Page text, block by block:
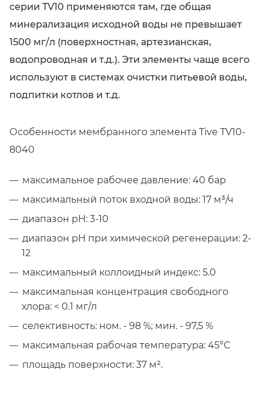
серии TV10 применяются там, где общая
минерализация исходной воды не превышает
1500 мг/л (поверхностная, артезианская,
водопроводная и т.д.). Эти элементы чаще всего
используют в системах очистки питьевой воды,
подпитки котлов и т.д.
Особенности мембранного элемента Tive TV10-
8040
максимальное рабочее давление: 40 бар
максимальный поток входной воды: 17 м³/ч
диапазон рН: 3-10
диапазон pH при химической регенерации: 2-
12
максимальный коллоидный индекс: 5.0
максимальная концентрация свободного
хлора: < 0.1 мг/л
селективность: ном. - 98 %; мин. - 97,5 %
максимальная рабочая температура: 45°С
площадь поверхности: 37 м².